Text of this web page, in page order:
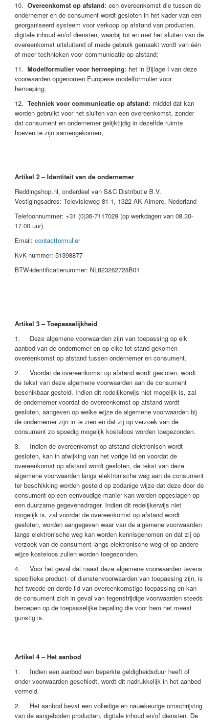
10. Overeenkomst op afstand: een overeenkomst die tussen de
ondernemer en de consument wordt gesloten in het kader van een
georganiseerd systeem voor verkoop op afstand van producten,
digitale inhoud en/of diensten, waarbij tot en met het sluiten van de
overeenkomst uitsluitend of mede gebruik gemaakt wordt van één
of meer technieken voor communicatie op afstand;
11. Modelformulier voor herroeping: het in Bijlage I van deze
voorwaarden opgenomen Europese modelformulier voor
herroeping;
12. Techniek voor communicatie op afstand: middel dat kan
worden gebruikt voor het sluiten van een overeenkomst, zonder
dat consument en ondernemer gelijktijdig in dezelfde ruimte
hoeven te zijn samengekomen;
Artikel 2 – Identiteit van de ondernemer
Reddingshop.nl, onderdeel van S&C Distributie B.V.
Vestigingsadres: Televisieweg 81-1, 1322 AK Almere, Nederland
Telefoonnummer: +31 (0)36-7117029 (op werkdagen van 08.30-
17.00 uur)
Email: contactformulier
KvK-nummer: 51398877
BTW-identificatienummer: NL823262728B01
Artikel 3 – Toepasselijkheid
1. Deze algemene voorwaarden zijn van toepassing op elk
aanbod van de ondernemer en op elke tot stand gekomen
overeenkomst op afstand tussen ondernemer en consument.
2. Voordat de overeenkomst op afstand wordt gesloten, wordt
de tekst van deze algemene voorwaarden aan de consument
beschikbaar gesteld. Indien dit redelijkerwijs niet mogelijk is, zal
de ondernemer voordat de overeenkomst op afstand wordt
gesloten, aangeven op welke wijze de algemene voorwaarden bij
de ondernemer zijn in te zien en dat zij op verzoek van de
consument zo spoedig mogelijk kosteloos worden toegezonden.
3. Indien de overeenkomst op afstand elektronisch wordt
gesloten, kan in afwijking van het vorige lid en voordat de
overeenkomst op afstand wordt gesloten, de tekst van deze
algemene voorwaarden langs elektronische weg aan de consument
ter beschikking worden gesteld op zodanige wijze dat deze door de
consument op een eenvoudige manier kan worden opgeslagen op
een duurzame gegevensdrager. Indien dit redelijkerwijs niet
mogelijk is, zal voordat de overeenkomst op afstand wordt
gesloten, worden aangegeven waar van de algemene voorwaarden
langs elektronische weg kan worden kennisgenomen en dat zij op
verzoek van de consument langs elektronische weg of op andere
wijze kosteloos zullen worden toegezonden.
4. Voor het geval dat naast deze algemene voorwaarden tevens
specifieke product- of dienstenvoorwaarden van toepassing zijn, is
het tweede en derde lid van overeenkomstige toepassing en kan
de consument zich in geval van tegenstrijdige voorwaarden steeds
beroepen op de toepasselijke bepaling die voor hem het meest
gunstig is.
Artikel 4 – Het aanbod
1. Indien een aanbod een beperkte geldigheidsduur heeft of
onder voorwaarden geschiedt, wordt dit nadrukkelijk in het aanbod
vermeld.
2. Het aanbod bevat een volledige en nauwkeurige omschrijving
van de aangeboden producten, digitale inhoud en/of diensten. De